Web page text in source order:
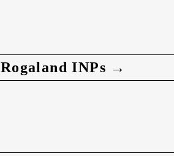
Rogaland INPs →